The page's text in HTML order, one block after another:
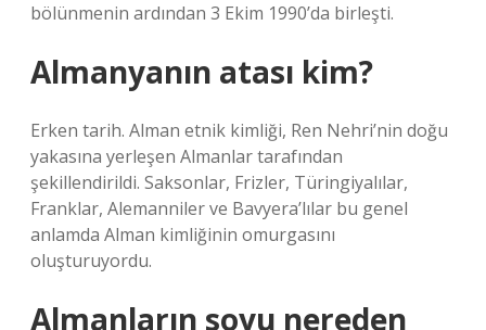
bölünmenin ardından 3 Ekim 1990’da birleşti.
Almanyanın atası kim?
Erken tarih. Alman etnik kimliği, Ren Nehri’nin doğu
yakasına yerleşen Almanlar tarafından
şekillendirildi. Saksonlar, Frizler, Türingiyalılar,
Franklar, Alemanniler ve Bavyera’lılar bu genel
anlamda Alman kimliğinin omurgasını
oluşturuyordu.
Almanların soyu nereden